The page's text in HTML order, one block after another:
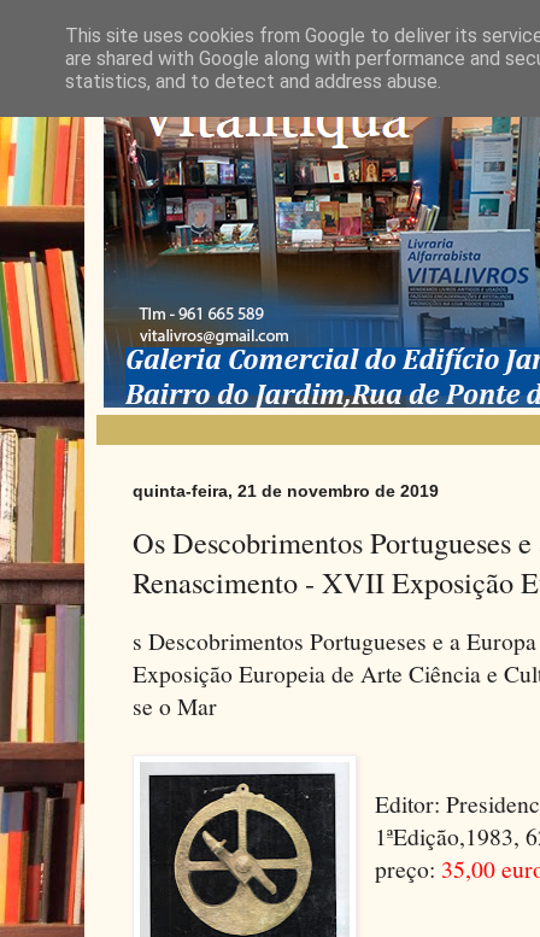
quinta-feira, 21 de novembro de 2019
Os Descobrimentos Portugueses
Renascimento - XVII Exposição
s Descobrimentos Portugueses e a
Exposição Europeia de Arte Ciência e
se o Mar
Editor:
1ªEdição,1983,
preço: 35,00
This site uses cookies from Google to deliver its
are shared with Google along with performance and
statistics, and to detect and address abuse.